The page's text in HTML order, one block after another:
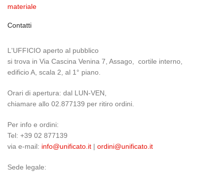
materiale
Contatti
L'UFFICIO aperto al pubblico
si trova in Via Cascina Venina 7, Assago, cortile interno,
edificio A, scala 2, al 1° piano.
Orari di apertura: dal LUN-VEN,
chiamare allo 02.877139 per ritiro ordini.
Per info e ordini:
Tel: +39 02 877139
via e-mail: info@unificato.it | ordini@unificato.it
Sede legale: